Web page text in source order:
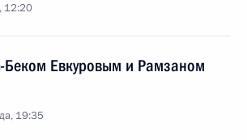
12:20
Беком Евкуровым и Рамзаном
19:35